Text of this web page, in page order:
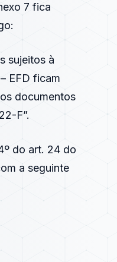
7 fica
sujeitos à
EFD ficam
documentos
F”.
do art. 24 do
a seguinte